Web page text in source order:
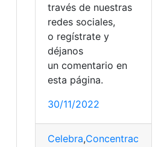
través de nuestras
redes sociales,
o regístrate y
déjanos
un comentario en
esta página.
30/11/2022
Celebra,Concentración